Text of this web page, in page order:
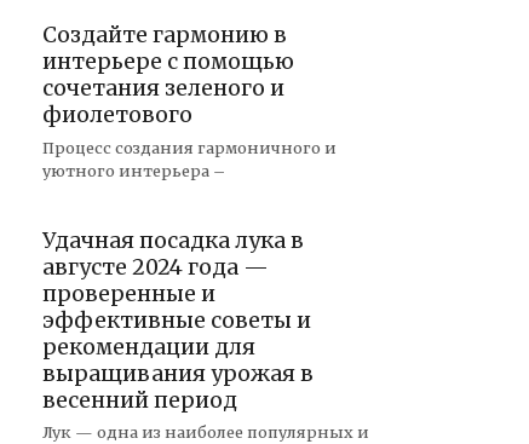
Создайте гармонию в
интерьере с помощью
сочетания зеленого и
фиолетового
Процесс создания гармоничного и
уютного интерьера –
Удачная посадка лука в
августе 2024 года —
проверенные и
эффективные советы и
рекомендации для
выращивания урожая в
весенний период
Лук — одна из наиболее популярных и